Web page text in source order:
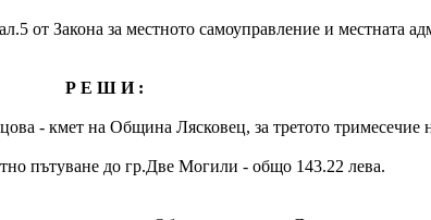
от Закона за местното самоуправление и местната
Р Е Ш И :
- кмет на Община Лясковец, за третото тримесечие
пътуване до гр.Две Могили - общо 143.22 лева.